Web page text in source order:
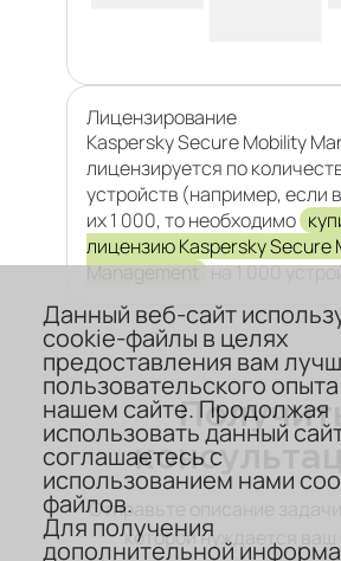
Лицензирование
Kaspersky Secure Mobility
лицензируется по
устройств (например, если
их 1 000, то необходимо
лицензию Kaspersky Secure
Management на 1 000
Получить
Отправьте описание
которой нуждается ваш
Данный веб-сайт
cookie-файлы в целях
предоставления вам
пользовательского
нашем сайте. Продолжая
использовать данный
соглашаетесь с
использованием нами
файлов.
Для получения
дополнительной